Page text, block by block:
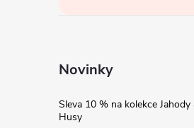
Novinky
Sleva 10 % na kolekce Jahody
Husy